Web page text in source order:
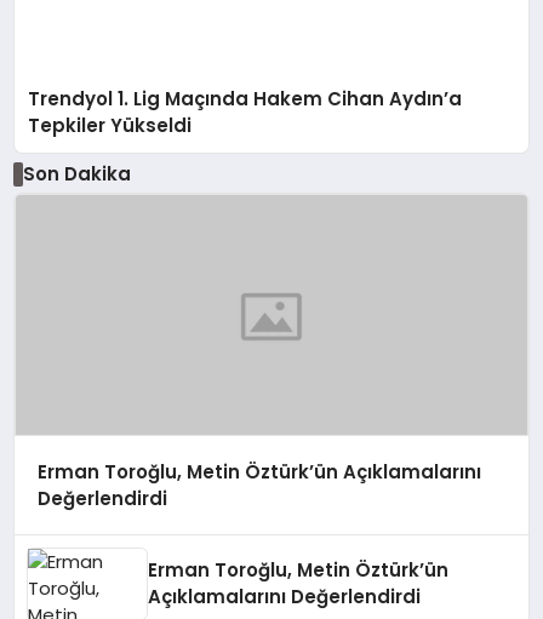
Trendyol 1. Lig Maçında Hakem Cihan Aydın’a
Tepkiler Yükseldi
Son Dakika
Erman Toroğlu, Metin Öztürk’ün Açıklamalarını
Değerlendirdi
Erman Toroğlu, Metin Öztürk’ün
Açıklamalarını Değerlendirdi